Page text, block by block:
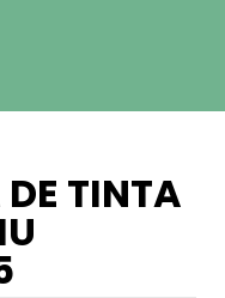
TINTA